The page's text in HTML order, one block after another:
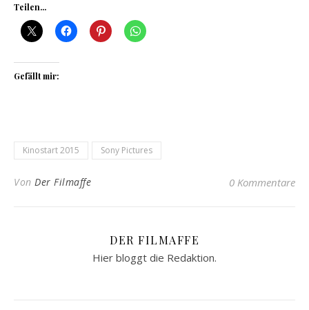
Teilen...
Gefällt mir:
Kinostart 2015 Sony Pictures
Von Der Filmaffe 0 Kommentare
DER FILMAFFE
Hier bloggt die Redaktion.